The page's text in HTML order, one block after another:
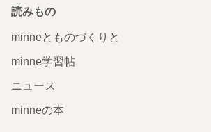
読みもの
minneとものづくりと
minne学習帖
ニュース
minneの本